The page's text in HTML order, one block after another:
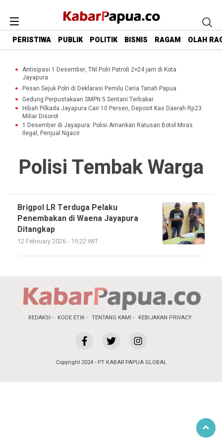
PERISTIWA PUBLIK POLITIK BISNIS RAGAM OLAH
Antisipasi 1 Desember, TNI Polri Patroli 2×24 jam di Kota
Jayapura
Pesan Sejuk Polri di Deklarasi Pemilu Ceria Tanah Papua
Gedung Perpustakaan SMPN 5 Sentani Terbakar
Hibah Pilkada Jayapura Cair 10 Persen, Deposit Kas Daerah Rp23
Miliar Disorot
1 Desember di Jayapura: Polisi Amankan Ratusan Botol Miras
Ilegal, Penjual Ngacir
Polisi Tembak Warga
Brigpol LR Terduga Pelaku
Penembakan di Waena Jayapura
Ditangkap
12 February 2026 - 19:22 WIT
REDAKSI KODE ETIK TENTANG KAMI KEBIJAKAN PRIVACY
Copyright 2024 - PT KABAR PAPUA GLOBAL